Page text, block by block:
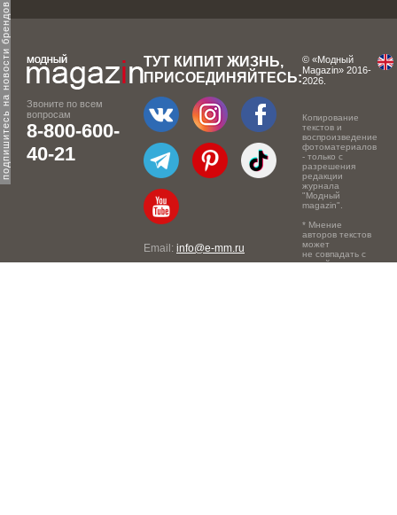
подпишитесь на новости брендов
Звоните по всем
вопросам
8-800-600-
40-21
ТУТ КИПИТ ЖИЗНЬ,
ПРИСОЕДИНЯЙТЕСЬ:
Email: info@e-mm.ru
© «Модный
Magazin» 2016-
2026.
Копирование
текстов и
воспроизведение
фотоматериалов
- только с
разрешения
редакции
журнала
"Модный
magazin".
* Мнение
авторов текстов
может
не совпадать с
точкой зрения